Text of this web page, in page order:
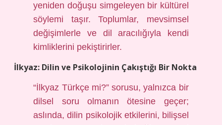
yeniden doğuşu simgeleyen bir kültürel
söylemi taşır. Toplumlar, mevsimsel
değişimlerle ve dil aracılığıyla kendi
kimliklerini pekiştirirler.
İlkyaz: Dilin ve Psikolojinin Çakıştığı Bir Nokta
“İlkyaz Türkçe mi?” sorusu, yalnızca bir
dilsel soru olmanın ötesine geçer;
aslında, dilin psikolojik etkilerini, bilişsel